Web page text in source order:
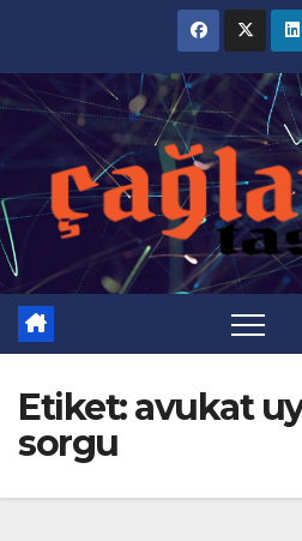
content
Etiket:avukat
sorgu